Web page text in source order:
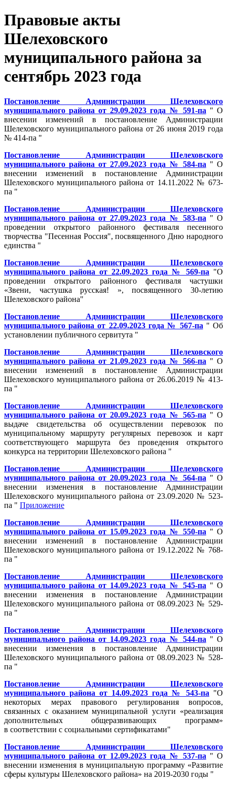
Правовые акты
Шелеховского
муниципального района за
сентябрь 2023 года
Постановление Администрации Шелеховского
муниципального района от 29.09.2023 года № 591-па " О
внесении изменений в постановление Администрации
Шелеховского муниципального района от 26 июня 2019 года
№ 414-па "
Постановление Администрации Шелеховского
муниципального района от 27.09.2023 года № 584-па " О
внесении изменений в постановление Администрации
Шелеховского муниципального района от 14.11.2022 № 673-
па "
Постановление Администрации Шелеховского
муниципального района от 27.09.2023 года № 583-па " О
проведении открытого районного фестиваля песенного
творчества "Песенная Россия", посвященного Дню народного
единства "
Постановление Администрации Шелеховского
муниципального района от 22.09.2023 года № 569-па "О
проведении открытого районного фестиваля частушки
«Звени, частушка русская! », посвященного 30-летию
Шелеховского района"
Постановление Администрации Шелеховского
муниципального района от 22.09.2023 года № 567-па " Об
установлении публичного сервитута "
Постановление Администрации Шелеховского
муниципального района от 21.09.2023 года № 566-па " О
внесении изменений в постановление Администрации
Шелеховского муниципального района от 26.06.2019 № 413-
па "
Постановление Администрации Шелеховского
муниципального района от 20.09.2023 года № 565-па " О
выдаче свидетельства об осуществлении перевозок по
муниципальному маршруту регулярных перевозок и карт
соответствующего маршрута без проведения открытого
конкурса на территории Шелеховского района "
Постановление Администрации Шелеховского
муниципального района от 20.09.2023 года № 564-па " О
внесении изменения в постановление Администрации
Шелеховского муниципального района от 23.09.2020 № 523-
па " Приложение
Постановление Администрации Шелеховского
муниципального района от 15.09.2023 года № 550-па " О
внесении изменений в постановление Администрации
Шелеховского муниципального района от 19.12.2022 № 768-
па "
Постановление Администрации Шелеховского
муниципального района от 14.09.2023 года № 545-па " О
внесении изменения в постановление Администрации
Шелеховского муниципального района от 08.09.2023 № 529-
па "
Постановление Администрации Шелеховского
муниципального района от 14.09.2023 года № 544-па " О
внесении изменения в постановление Администрации
Шелеховского муниципального района от 08.09.2023 № 528-
па "
Постановление Администрации Шелеховского
муниципального района от 14.09.2023 года № 543-па "О
некоторых мерах правового регулирования вопросов,
связанных с оказанием муниципальной услуги «реализация
дополнительных общеразвивающих программ»
в соответствии с социальными сертификатами"
Постановление Администрации Шелеховского
муниципального района от 12.09.2023 года № 537-па " О
внесении изменения в муниципальную программу «Развитие
сферы культуры Шелеховского района» на 2019-2030 годы "